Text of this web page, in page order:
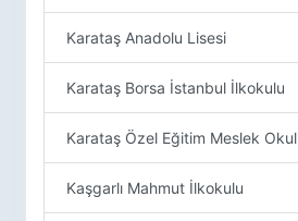
Karataş Anadolu Lisesi
Karataş Borsa İstanbul İlkokulu
Karataş Özel Eğitim Meslek
Kaşgarlı Mahmut İlkokulu